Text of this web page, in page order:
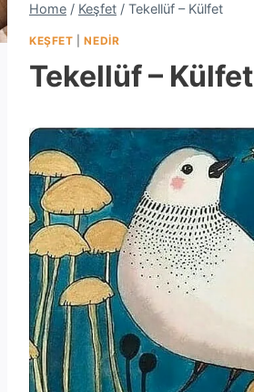
Home / Keşfet / Tekellüf – Külfet
KEŞFET |NEDIR
Tekellüf – Külfet